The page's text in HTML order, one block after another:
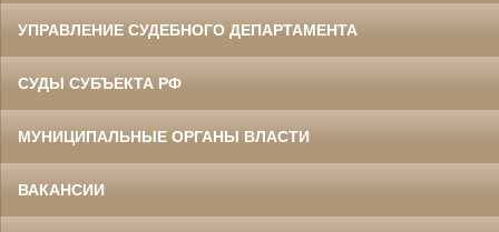
УПРАВЛЕНИЕ СУДЕБНОГО ДЕПАРТАМЕНТА
СУДЫ СУБЪЕКТА РФ
МУНИЦИПАЛЬНЫЕ ОРГАНЫ ВЛАСТИ
ВАКАНСИИ